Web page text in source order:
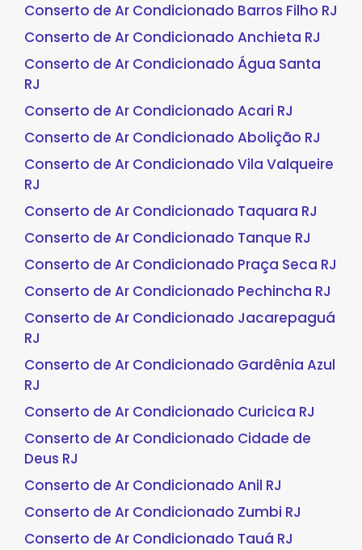
Conserto de Ar Condicionado Barros Filho RJ
Conserto de Ar Condicionado Anchieta RJ
Conserto de Ar Condicionado Água Santa
RJ
Conserto de Ar Condicionado Acari RJ
Conserto de Ar Condicionado Abolição RJ
Conserto de Ar Condicionado Vila Valqueire
RJ
Conserto de Ar Condicionado Taquara RJ
Conserto de Ar Condicionado Tanque RJ
Conserto de Ar Condicionado Praça Seca RJ
Conserto de Ar Condicionado Pechincha RJ
Conserto de Ar Condicionado Jacarepaguá
RJ
Conserto de Ar Condicionado Gardênia Azul
RJ
Conserto de Ar Condicionado Curicica RJ
Conserto de Ar Condicionado Cidade de
Deus RJ
Conserto de Ar Condicionado Anil RJ
Conserto de Ar Condicionado Zumbi RJ
Conserto de Ar Condicionado Tauá RJ